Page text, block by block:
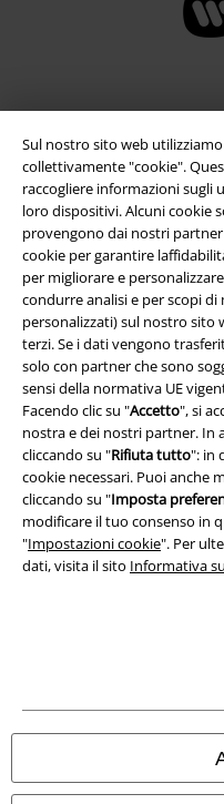
Sul nostro sito web
collettivamente "cookie".
raccogliere informazioni
loro dispositivi. Alcuni cookie
provengono dai nostri
cookie per garantire
per migliorare e
condurre analisi e per scopi
personalizzati) sul nostro sito
terzi. Se i dati vengono
solo con partner che sono
sensi della normativa UE
Facendo clic su "Accetto", si
nostra e dei nostri partner. In
cliccando su "Rifiuta tutto": in
cookie necessari. Puoi anche
cliccando su "Imposta
modificare il tuo consenso in
"Impostazioni cookie". Per
dati, visita il sito Informativa
Info legali
Termini & Condizioni
Redazione
Legge sulla Privacy
Smaltimento rifiuti e
Dichiarazione di Conformità
Informazioni sull'accessibilità